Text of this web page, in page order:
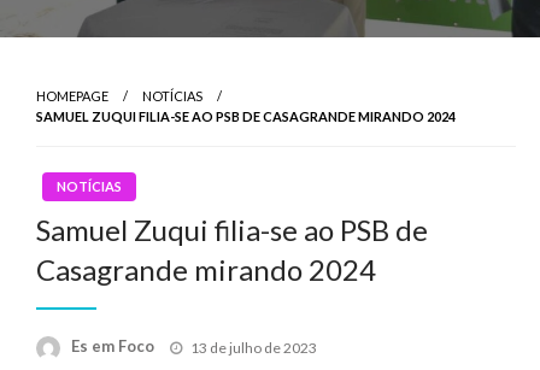
HOMEPAGE
NOTÍCIAS
SAMUEL ZUQUI FILIA-SE AO PSB DE CASAGRANDE MIRANDO 2024
NOTÍCIAS
Samuel Zuqui filia-se ao PSB de
Casagrande mirando 2024
Es em Foco
Posted
13 de julho de 2023